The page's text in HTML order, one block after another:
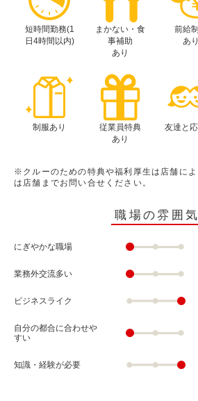
短時間勤務(1
日4時間以内)
まかない・食
事補助
あり
前給
あり
制服あり
従業員特典
あり
友達と
※クルーのための特典や福利厚生は店舗によ
は店舗までお問い合せください。
職場の雰囲気
にぎやかな職場
業務外交流多い
ビジネスライク
自分の都合に合わせや
すい
知識・経験が必要